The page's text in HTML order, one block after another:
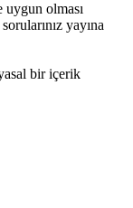
uygun olması
yayına
bir içerik